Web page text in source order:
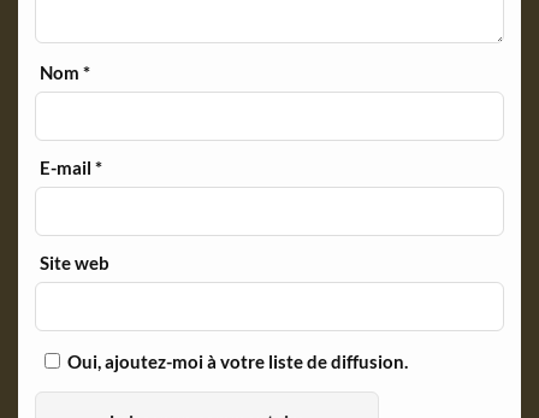
Nom*
E-mail*
Site web
Oui, ajoutez-moi à votre liste de diffusion.